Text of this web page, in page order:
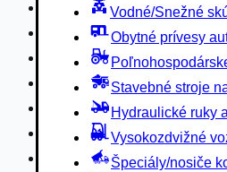
Vodné/Snežné
Obytné prívesy
Stavebné stroje
Hydraulické ruky
Vysokozdvižné
Špeciály/nosiče
Stavebné stroje
Hydraulické ruky
Vysokozdvižné vozíky
Špeciály/nosiče
Návesy/prívesy
Privesné vozíky
Lode/člny, lietadlá/